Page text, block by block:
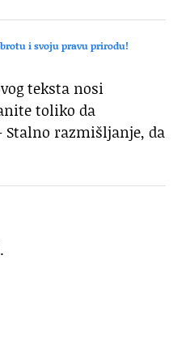
i svoju pravu prirodu!
teksta nosi
toliko da
Stalno razmišljanje, da